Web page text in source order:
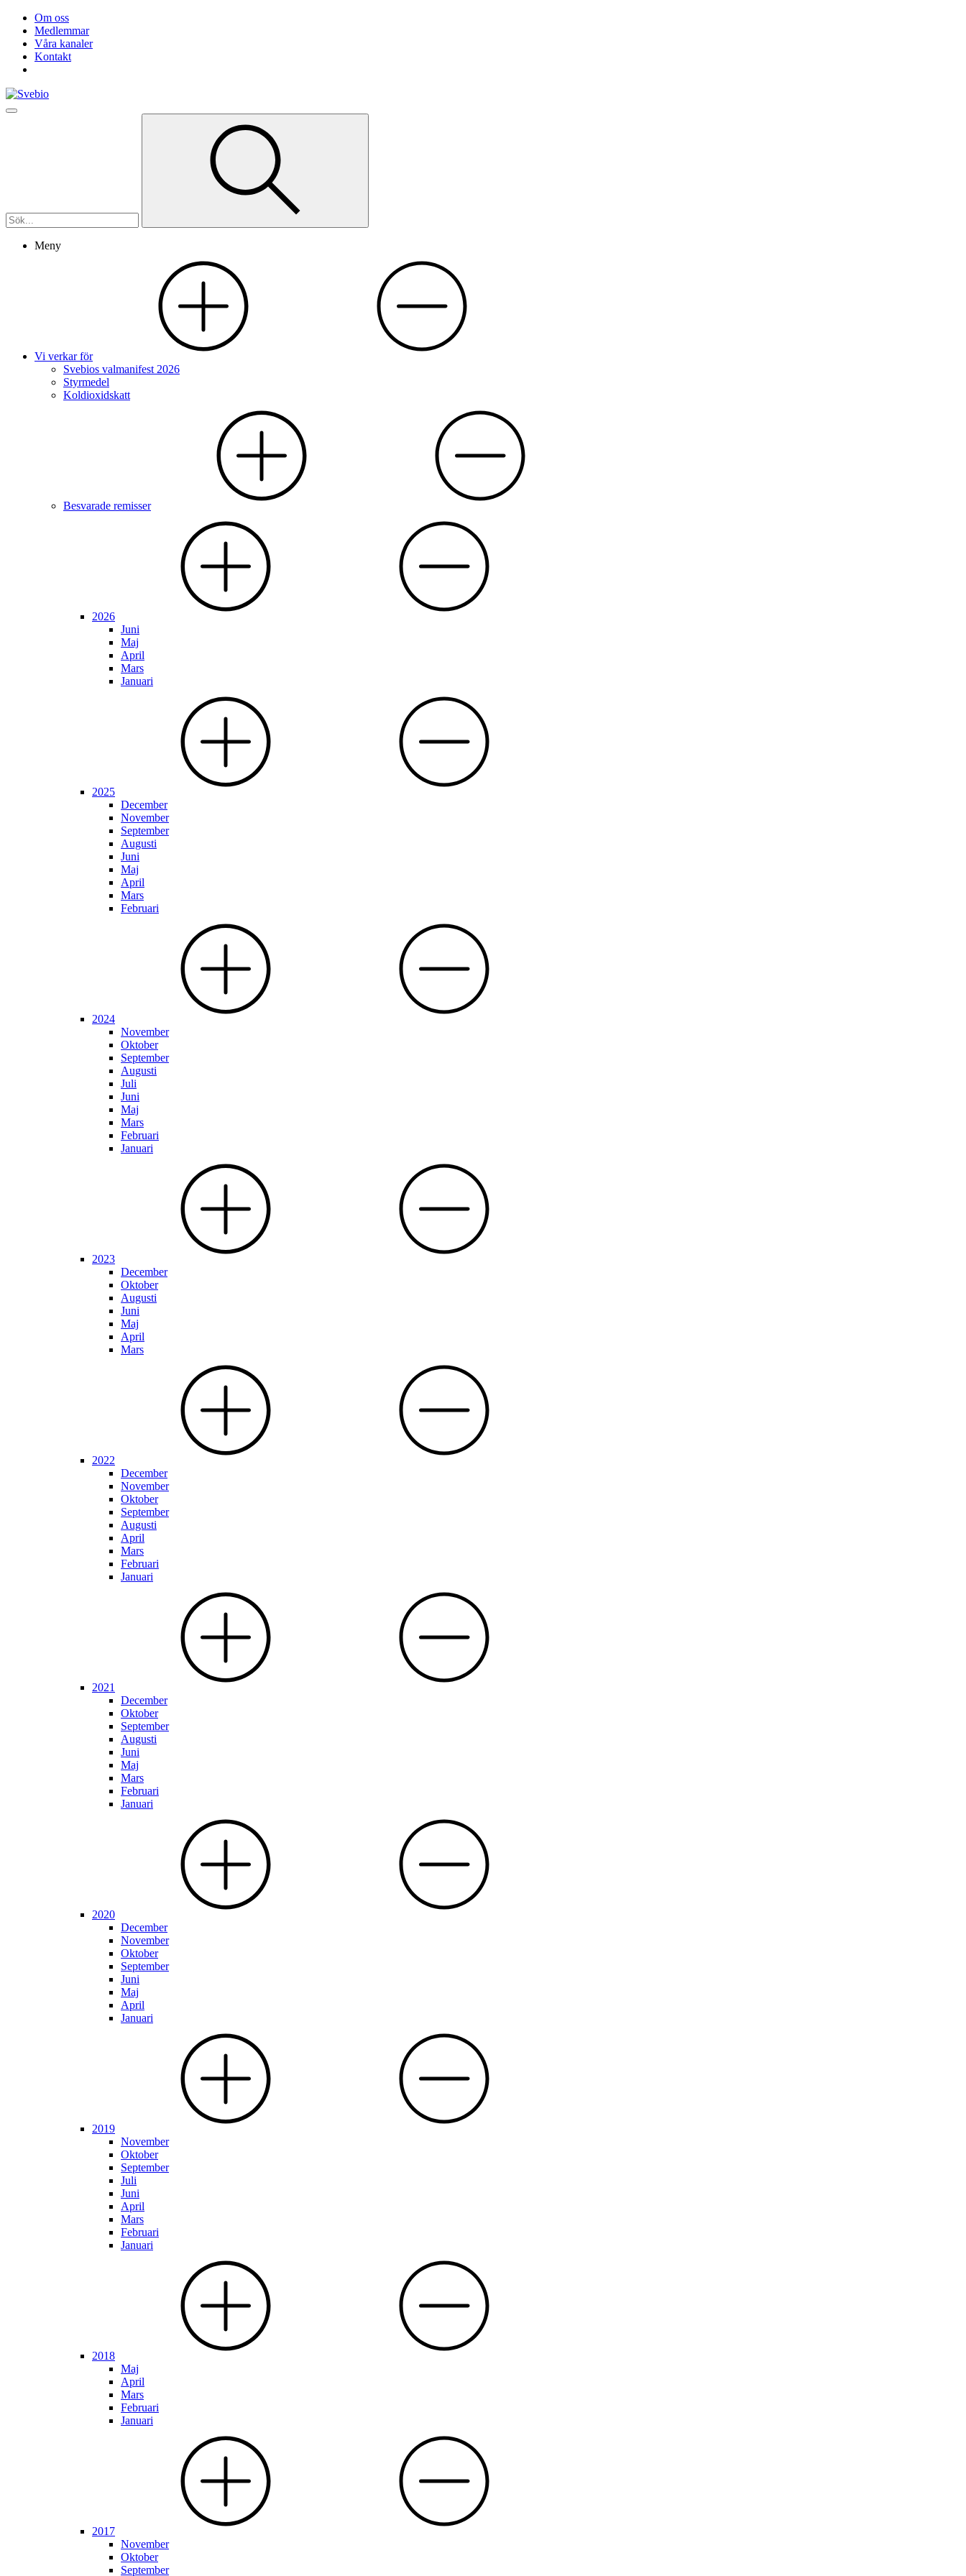
Om oss
Medlemmar
Våra kanaler
Kontakt
Meny
Vi verkar för
Svebios valmanifest 2026
Styrmedel
Koldioxidskatt
Besvarade remisser
2026
Juni
Maj
April
Mars
Januari
2025
December
November
September
Augusti
Juni
Maj
April
Mars
Februari
2024
November
Oktober
September
Augusti
Juli
Juni
Maj
Mars
Februari
Januari
2023
December
Oktober
Augusti
Juni
Maj
April
Mars
2022
December
November
Oktober
September
Augusti
April
Mars
Februari
Januari
2021
December
Oktober
September
Augusti
Juni
Maj
Mars
Februari
Januari
2020
December
November
Oktober
September
Juni
Maj
April
Januari
2019
November
Oktober
September
Juli
Juni
April
Mars
Februari
Januari
2018
Maj
April
Mars
Februari
Januari
2017
November
Oktober
September